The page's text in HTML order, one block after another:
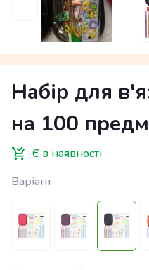
Набір для
на 100
Є в наявності
Варіант